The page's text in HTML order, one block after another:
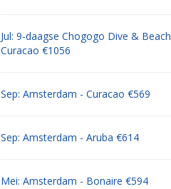
Jul: 9-daagse Chogogo Dive & Beach
Curacao €1056
Sep: Amsterdam - Curacao €569
Sep: Amsterdam - Aruba €614
Mei: Amsterdam - Bonaire €594